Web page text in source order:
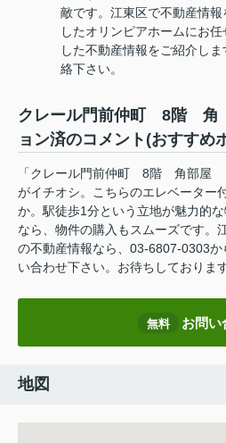
敵です。江東区で不動産情
したオリンピアホームにお
した不動産情報をご紹介し
絡下さい。
クレール門前仲町 8階
ョン済のコメント(おすすめ
「クレール門前仲町 8階 角部屋
がイチオシ。こちらのエレベーター
か。駅徒歩1分という立地が魅力的
なら、物件の購入もスムーズです。
の不動産情報なら、03-6807-0303
い合わせ下さい。お待ちしております
無料 お問い
地図